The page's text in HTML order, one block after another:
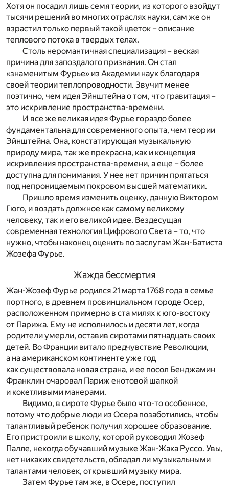
Хотя он посадил лишь семя теории, из которого взойдут
тысячи решений во многих отраслях науки, сам же он
взрастил только первый такой цветок – описание
теплового потока в твердых телах.
Столь неромантичная специализация – веская
причина для запоздалого признания. Он стал
«знаменитым Фурье» из Академии наук благодаря
своей теории теплопроводности. Звучит менее
поэтично, чем идея Эйнштейна о том, что гравитация –
это искривление пространства-времени.
И все же великая идея Фурье гораздо более
фундаментальна для современного опыта, чем теории
Эйнштейна. Она, констатирующая музыкальную
природу мира, так же прекрасна, как и концепция
искривления пространства-времени, а еще – более
доступна для понимания. У нее нет причин прятаться
под непроницаемым покровом высшей математики.
Пришло время изменить оценку, данную Виктором
Гюго, и воздать должное как самому великому
человеку, так и его великой идее. Вездесущая
современная технология Цифрового Света – то, что
нужно, чтобы наконец оценить по заслугам Жан-Батиста
Жозефа Фурье.
Жажда бессмертия
Жан-Жозеф Фурье родился 21 марта 1768 года в семье
портного, в древнем провинциальном городе Осер,
расположенном примерно в ста милях к юго-востоку
от Парижа. Ему не исполнилось и десяти лет, когда
родители умерли, оставив сиротами пятнадцать своих
детей. Во Франции витало предчувствие Революции,
а на американском континенте уже год
как существовала новая страна, и ее посол Бенджамин
Франклин очаровал Париж енотовой шапкой
и кокетливыми манерами.
Видимо, в сироте Фурье было что-то особенное,
потому что добрые люди из Осера позаботились, чтобы
талантливый ребенок получил хорошее образование.
Его пристроили в школу, которой руководил Жозеф
Палле, некогда обучавший музыке Жан-Жака Руссо. Увы,
нет никаких свидетельств, обладал ли музыкальными
талантами человек, открывший музыку мира.
Затем Фурье там же, в Осере, поступил